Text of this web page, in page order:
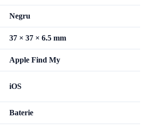
Negru
37 × 37 × 6.5 mm
Apple Find My
iOS
Baterie